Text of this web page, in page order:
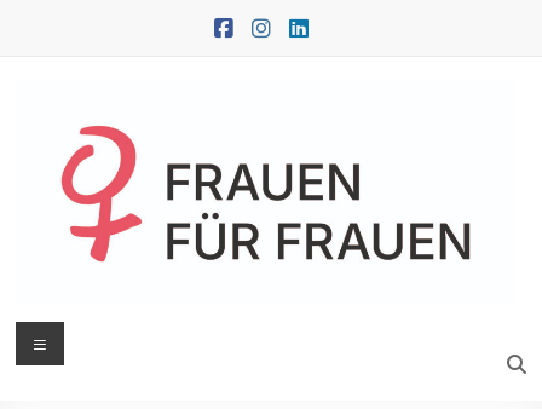
FRAUEN
Menü